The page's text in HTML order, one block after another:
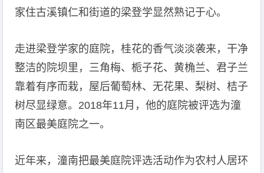
家住古溪镇仁和街道的梁登学显然熟记于心。
走进梁登学家的庭院，桂花的香气淡淡袭来，干净
整洁的院坝里，三角梅、栀子花、黄桷兰、君子兰
靠着有序而栽，屋后葡萄林、无花果、梨树、桔子
树尽显绿意。2018年11月，他的庭院被评选为潼
南区最美庭院之一。
近年来，潼南把最美庭院评选活动作为农村人居环